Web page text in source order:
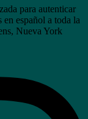
para autenticar
español a toda la
Nueva York